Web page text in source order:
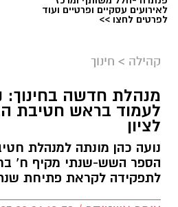
הקרובה, פרסמה עיריית
המוקדש לחתולים העירוניים
לבית מאמץ בכלבייה העירונית
החיים ברחבי העיר.
בעירייה מזכירים כי תושבים
לאירועים עסקיים ופרטיים ועוד
לפרטים לחצו >>
קהילה > חינוך
מנהלת חדשה בחינוך:
לעמוד בראש חטיבת
לציון
נועה כהן מונתה למנהלת
הספר השש-שנתי מקיף ח’
לתפקידה לקראת פתיחת